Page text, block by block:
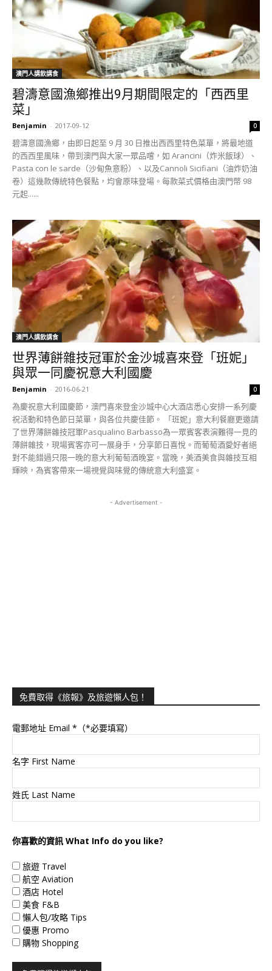
澳門人講飲講食
碧濤意國漁鄉推出9月期間限定的「西西里
菜」
Benjamin - 2017-09-12 0
碧濤意國漁鄉，由即日起至 9 月 30 日推出西西里特色菜單，將最地道
的西西里風味，帶到澳門與大家一眾品嚐，如 Arancini（炸米飯球）、
Pasta con le sarde（沙甸魚意粉）、以及Cannoli Sicifiani（油炸奶油
卷）這幾款傳統特色餐點，均會原味登場。每款菜式價格由澳門幣 98
元起......
澳門人講飲講食
世界薄餅雜技冠軍於金沙城喜來登「班妮」
與眾一同慶祝意大利國慶
Benjamin - 2016-06-21 0
為慶祝意大利國慶節，澳門喜來登金沙城中心大酒店悉心安排一系列慶
祝活動和特色節日菜單，與各位共慶佳節。 「班妮」意大利餐廳更邀請
了世界薄餅雜技冠軍Pasqualino Barbasso為一眾賓客表演難得一見的
薄餅雜技，現場賓客亦可一展身手，分享節日喜悅。而葡萄酒愛好者絕
對不能錯過只限一晚的意大利葡萄酒晚宴。當晚，美酒美食與雜技互相
輝映，為賓客帶來一場視覺與味覺的傳統意大利盛宴。
- Advertisement -
免費取得《旅報》及旅遊懶人包！
電郵地址 Email *（*必要填寫）
名字 First Name
姓氏 Last Name
你喜歡的資訊 What Info do you like?
旅遊 Travel
航空 Aviation
酒店 Hotel
美食 F&B
懶人包/攻略 Tips
優惠 Promo
購物 Shopping